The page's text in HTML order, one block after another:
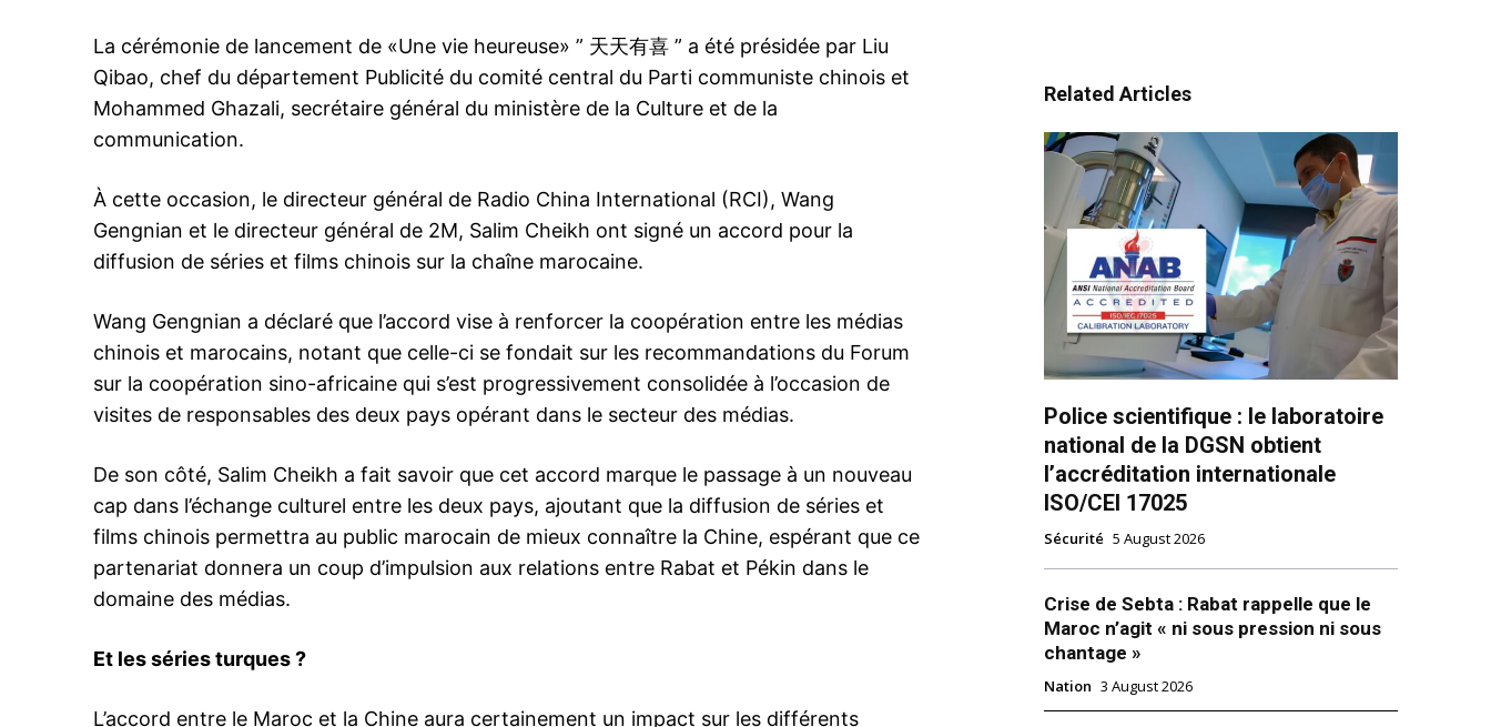
le1.ma
l'intelligence de
l'information
Insight Publications
À propos
Nous contacter
La cérémonie de lancement de «Une vie heureuse» ” 天天有喜 ” a été présidée par Liu
Qibao, chef du département Publicité du comité central du Parti communiste chinois et
Mohammed Ghazali, secrétaire général du ministère de la Culture et de la
communication.
À cette occasion, le directeur général de Radio China International (RCI), Wang
Gengnian et le directeur général de 2M, Salim Cheikh ont signé un accord pour la
diffusion de séries et films chinois sur la chaîne marocaine.
Wang Gengnian a déclaré que l’accord vise à renforcer la coopération entre les médias
chinois et marocains, notant que celle-ci se fondait sur les recommandations du Forum
sur la coopération sino-africaine qui s’est progressivement consolidée à l’occasion de
visites de responsables des deux pays opérant dans le secteur des médias.
De son côté, Salim Cheikh a fait savoir que cet accord marque le passage à un nouveau
cap dans l’échange culturel entre les deux pays, ajoutant que la diffusion de séries et
films chinois permettra au public marocain de mieux connaître la Chine, espérant que ce
partenariat donnera un coup d’impulsion aux relations entre Rabat et Pékin dans le
domaine des médias.
Et les séries turques ?
L’accord entre le Maroc et la Chine aura certainement un impact sur les différents
Related Articles
Police scientifique : le laboratoire
national de la DGSN obtient
l’accréditation internationale
ISO/CEI 17025
Sécurité 5 August 2026
Crise de Sebta : Rabat rappelle que le
Maroc n’agit « ni sous pression ni sous
chantage »
Nation 3 August 2026